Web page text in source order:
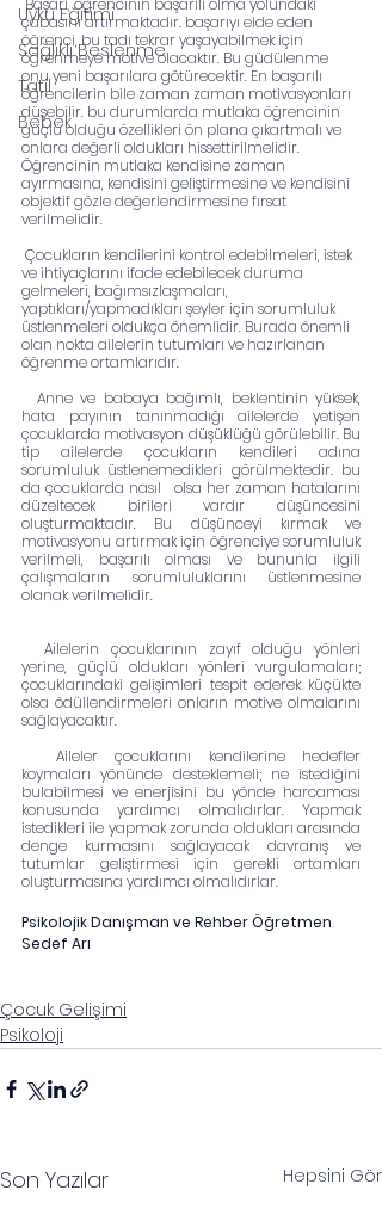
Uyku Eğitimi
Sağlıklı Beslenme
Tatil
Bebek
çabasını artırmaktadır. başarıyı elde eden
öğrenci, bu tadı tekrar yaşayabilmek için
öğrenmeye motive olacaktır. Bu güdülenme
onu yeni başarılara götürecektir. En başarılı
öğrencilerin bile zaman zaman motivasyonları
düşebilir. bu durumlarda mutlaka öğrencinin
güçlü olduğu özellikleri ön plana çıkartmalı ve
onlara değerli oldukları hissettirilmelidir.
Öğrencinin mutlaka kendisine zaman
ayırmasına, kendisini geliştirmesine ve kendisini
objektif gözle değerlendirmesine fırsat
verilmelidir.
ve ihtiyaçlarını ifade edebilecek duruma
gelmeleri, bağımsızlaşmaları,
yaptıkları/yapmadıkları şeyler için sorumluluk
üstlenmeleri oldukça önemlidir. Burada önemli
olan nokta ailelerin tutumları ve hazırlanan
öğrenme ortamlarıdır.
hata payının tanınmadığı ailelerde yetişen
çocuklarda motivasyon düşüklüğü görülebilir. Bu
tip ailelerde çocukların kendileri adına
sorumluluk üstlenemedikleri görülmektedir. bu
da çocuklarda nasıl   olsa her zaman hatalarını
düzeltecek birileri vardır düşüncesini
oluşturmaktadır. Bu düşünceyi kırmak ve
motivasyonu artırmak için öğrenciye sorumluluk
verilmeli, başarılı olması ve bununla ilgili
çalışmaların sorumluluklarını üstlenmesine
olanak verilmelidir.
  Ailelerin çocuklarının zayıf olduğu yönleri
yerine, güçlü oldukları yönleri vurgulamaları;
çocuklarındaki gelişimleri tespit ederek küçükte
olsa ödüllendirmeleri onların motive olmalarını
sağlayacaktır.
koymaları yönünde desteklemeli; ne istediğini
bulabilmesi ve enerjisini bu yönde harcaması
konusunda yardımcı olmalıdırlar. Yapmak
istedikleri ile yapmak zorunda oldukları arasında
denge kurmasını sağlayacak davranış ve
tutumlar geliştirmesi için gerekli ortamları
oluşturmasına yardımcı olmalıdırlar.
Psikolojik Danışman ve Rehber Öğretmen
Sedef Arı
Çocuk Gelişimi
Psikoloji
Son Yazılar Hepsini Gör